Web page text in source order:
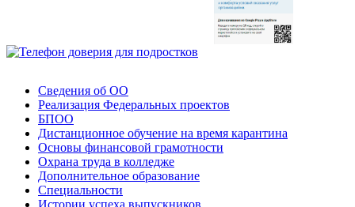
Сведения об ОО
Реализация Федеральных проектов
БПОО
Дистанционное обучение на время карантина
Основы финансовой грамотности
Охрана труда в колледже
Дополнительное образование
Специальности